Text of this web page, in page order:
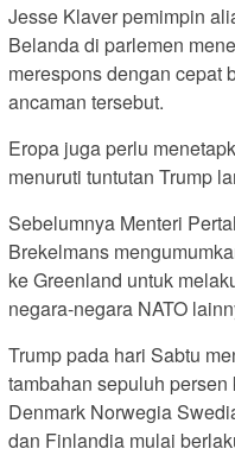
Jesse Klaver pemimpin
Belanda di parlemen
merespons dengan cepat
ancaman tersebut.
Eropa juga perlu
menuruti tuntutan Trump
Sebelumnya Menteri
Brekelmans
ke Greenland untuk
negara-negara NATO
Trump pada hari Sabtu
tambahan sepuluh
Denmark Norwegia
dan Finlandia mulai